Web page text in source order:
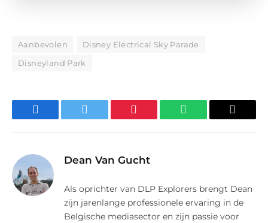
Aanbevolen
Disney Electrical Sky Parade
Disneyland Park
Facebook Twitter Pinterest WhatsApp E-
Dean Van Gucht
Als oprichter van DLP Explorers brengt Dean
zijn jarenlange professionele ervaring in de
Belgische mediasector en zijn passie voor